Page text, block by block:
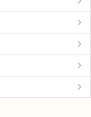
keyboard_arrow_right
keyboard_arrow_right
keyboard_arrow_right
keyboard_arrow_right